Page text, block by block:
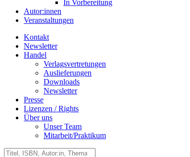
In Vorbereitung
Autor:innen
Veranstaltungen
Kontakt
Newsletter
Handel
Verlagsvertretungen
Auslieferungen
Downloads
Newsletter
Presse
Lizenzen / Rights
Über uns
Unser Team
Mitarbeit/Praktikum